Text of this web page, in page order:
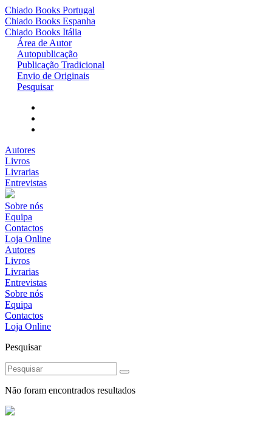
Chiado Books Portugal
Chiado Books Espanha
Chiado Books Itália
Área de Autor
Autopublicação
Publicação Tradicional
Envio de Originais
Pesquisar
Autores
Livros
Livrarias
Entrevistas
Sobre nós
Equipa
Contactos
Loja Online
Autores
Livros
Livrarias
Entrevistas
Sobre nós
Equipa
Contactos
Loja Online
Pesquisar
Não foram encontrados resultados